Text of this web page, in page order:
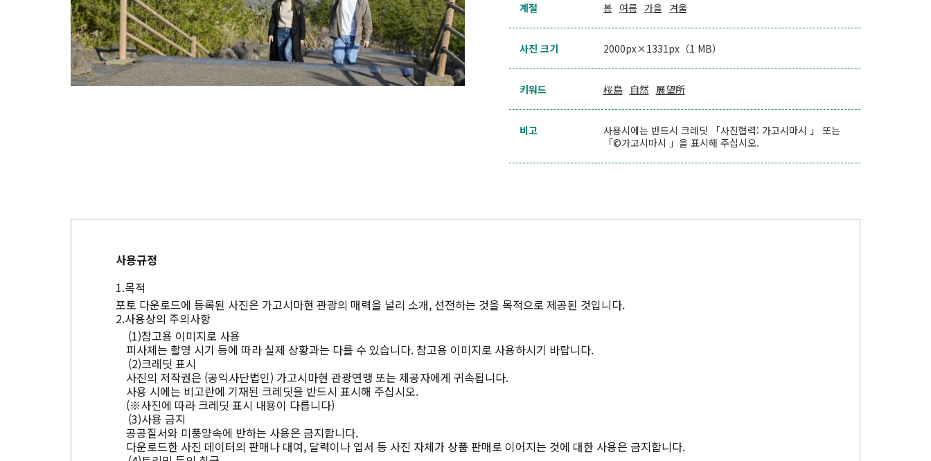
계절 봄 여름 가을 겨울
사진 크기 2000px×1331px（1 MB）
키워드 桜島 自然 展望所
비고
사용시에는 반드시 크레딧 「사진협력: 가고시마시 」 또는
「©가고시마시 」을 표시해 주십시오.
사용규정
목적
포토 다운로드에 등록된 사진은 가고시마현 관광의 매력을 널리 소개, 선전하는 것을 목적으로 제공된 것입니다.
사용상의 주의사항
참고용 이미지로 사용
피사체는 촬영 시기 등에 따라 실제 상황과는 다를 수 있습니다. 참고용 이미지로 사용하시기 바랍니다.
크레딧 표시
사진의 저작권은 (공익사단법인) 가고시마현 관광연맹 또는 제공자에게 귀속됩니다.
사용 시에는 비고란에 기재된 크레딧을 반드시 표시해 주십시오.
(※사진에 따라 크레딧 표시 내용이 다릅니다)
사용 금지
공공질서와 미풍양속에 반하는 사용은 금지합니다.
다운로드한 사진 데이터의 판매나 대여, 달력이나 엽서 등 사진 자체가 상품 판매로 이어지는 것에 대한 사용은 금지합니다.